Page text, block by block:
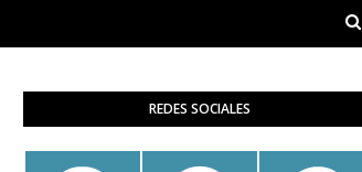
REDES SOCIALES